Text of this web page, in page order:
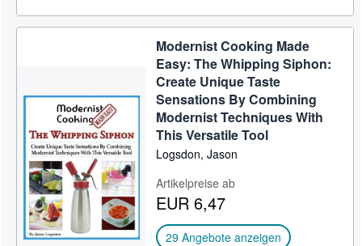
Modernist Cooking Made
Easy: The Whipping Siphon:
Create Unique Taste
Sensations By Combining
Modernist Techniques With
This Versatile Tool
Logsdon, Jason
Artikelpreise ab
EUR 6,47
29 Angebote anzeigen